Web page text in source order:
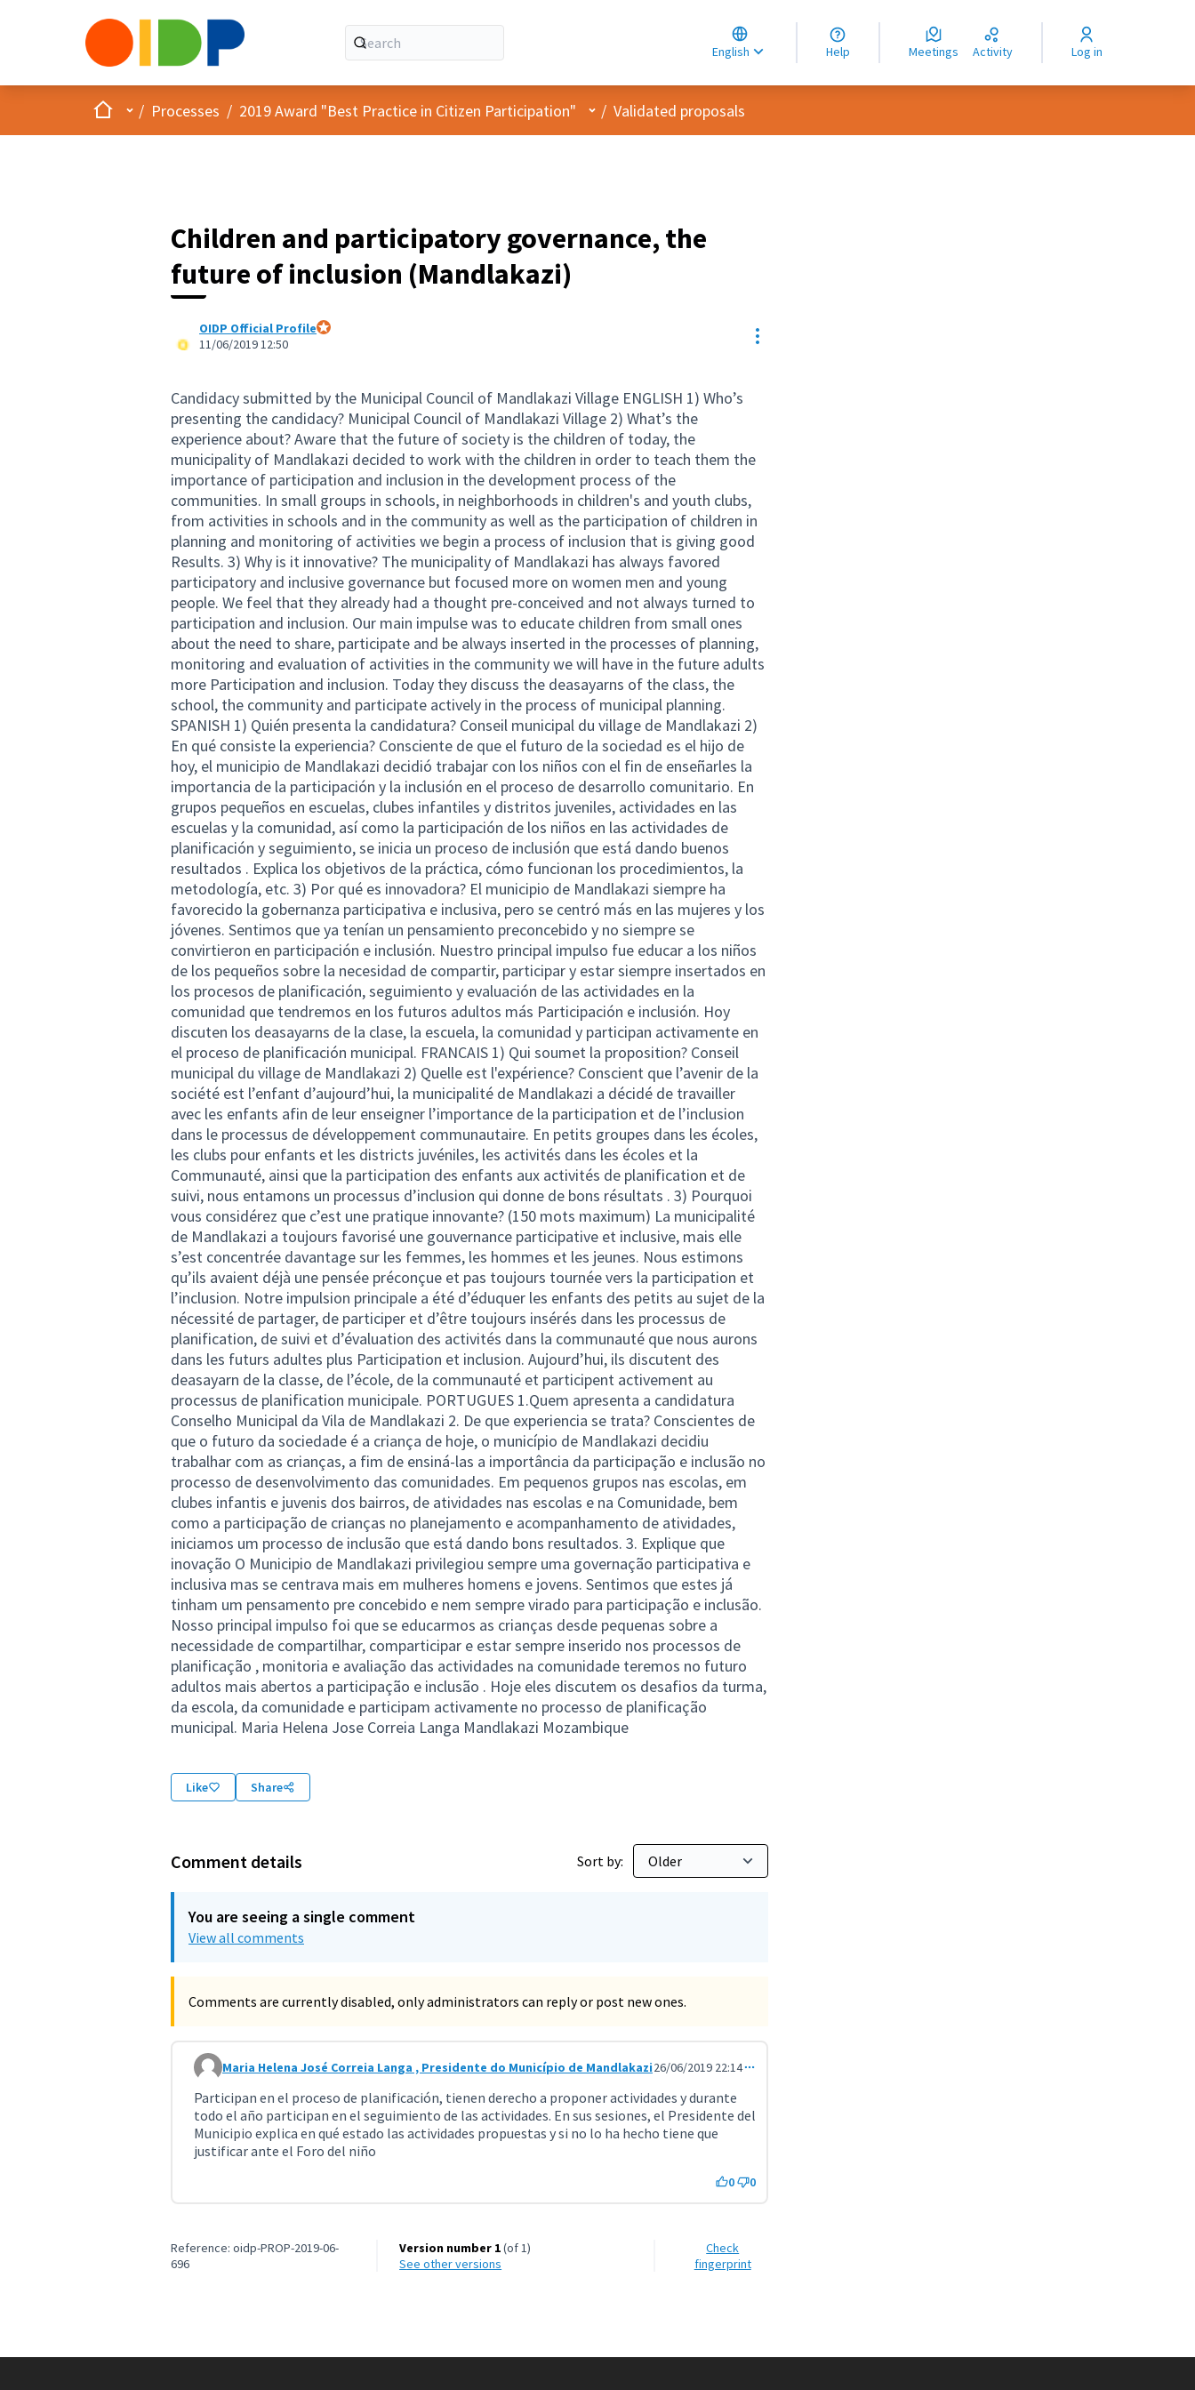
English
Choose language
Choisir la langue
Elegir el idioma
Help Meetings Activity Log in
HomeMain menu
/ Processes / 2019 Award "Best Practice in Citizen Participation" User menu
/ Validated proposals
Children and participatory governance, the
future of inclusion (Mandlakazi)
OIDP Official Profile
11/06/2019 12:50 Resource controls
Candidacy submitted by the Municipal Council of Mandlakazi Village ENGLISH 1) Who’s
presenting the candidacy? Municipal Council of Mandlakazi Village 2) What’s the
experience about? Aware that the future of society is the children of today, the
municipality of Mandlakazi decided to work with the children in order to teach them the
importance of participation and inclusion in the development process of the
communities. In small groups in schools, in neighborhoods in children's and youth clubs,
from activities in schools and in the community as well as the participation of children in
planning and monitoring of activities we begin a process of inclusion that is giving good
Results. 3) Why is it innovative? The municipality of Mandlakazi has always favored
participatory and inclusive governance but focused more on women men and young
people. We feel that they already had a thought pre-conceived and not always turned to
participation and inclusion. Our main impulse was to educate children from small ones
about the need to share, participate and be always inserted in the processes of planning,
monitoring and evaluation of activities in the community we will have in the future adults
more Participation and inclusion. Today they discuss the deasayarns of the class, the
school, the community and participate actively in the process of municipal planning.
SPANISH 1) Quién presenta la candidatura? Conseil municipal du village de Mandlakazi 2)
En qué consiste la experiencia? Consciente de que el futuro de la sociedad es el hijo de
hoy, el municipio de Mandlakazi decidió trabajar con los niños con el fin de enseñarles la
importancia de la participación y la inclusión en el proceso de desarrollo comunitario. En
grupos pequeños en escuelas, clubes infantiles y distritos juveniles, actividades en las
escuelas y la comunidad, así como la participación de los niños en las actividades de
planificación y seguimiento, se inicia un proceso de inclusión que está dando buenos
resultados . Explica los objetivos de la práctica, cómo funcionan los procedimientos, la
metodología, etc. 3) Por qué es innovadora? El municipio de Mandlakazi siempre ha
favorecido la gobernanza participativa e inclusiva, pero se centró más en las mujeres y los
jóvenes. Sentimos que ya tenían un pensamiento preconcebido y no siempre se
convirtieron en participación e inclusión. Nuestro principal impulso fue educar a los niños
de los pequeños sobre la necesidad de compartir, participar y estar siempre insertados en
los procesos de planificación, seguimiento y evaluación de las actividades en la
comunidad que tendremos en los futuros adultos más Participación e inclusión. Hoy
discuten los deasayarns de la clase, la escuela, la comunidad y participan activamente en
el proceso de planificación municipal. FRANCAIS 1) Qui soumet la proposition? Conseil
municipal du village de Mandlakazi 2) Quelle est l'expérience? Conscient que l’avenir de la
société est l’enfant d’aujourd’hui, la municipalité de Mandlakazi a décidé de travailler
avec les enfants afin de leur enseigner l’importance de la participation et de l’inclusion
dans le processus de développement communautaire. En petits groupes dans les écoles,
les clubs pour enfants et les districts juvéniles, les activités dans les écoles et la
Communauté, ainsi que la participation des enfants aux activités de planification et de
suivi, nous entamons un processus d’inclusion qui donne de bons résultats . 3) Pourquoi
vous considérez que c’est une pratique innovante? (150 mots maximum) La municipalité
de Mandlakazi a toujours favorisé une gouvernance participative et inclusive, mais elle
s’est concentrée davantage sur les femmes, les hommes et les jeunes. Nous estimons
qu’ils avaient déjà une pensée préconçue et pas toujours tournée vers la participation et
l’inclusion. Notre impulsion principale a été d’éduquer les enfants des petits au sujet de la
nécessité de partager, de participer et d’être toujours insérés dans les processus de
planification, de suivi et d’évaluation des activités dans la communauté que nous aurons
dans les futurs adultes plus Participation et inclusion. Aujourd’hui, ils discutent des
deasayarn de la classe, de l’école, de la communauté et participent activement au
processus de planification municipale. PORTUGUES 1.Quem apresenta a candidatura
Conselho Municipal da Vila de Mandlakazi 2. De que experiencia se trata? Conscientes de
que o futuro da sociedade é a criança de hoje, o município de Mandlakazi decidiu
trabalhar com as crianças, a fim de ensiná-las a importância da participação e inclusão no
processo de desenvolvimento das comunidades. Em pequenos grupos nas escolas, em
clubes infantis e juvenis dos bairros, de atividades nas escolas e na Comunidade, bem
como a participação de crianças no planejamento e acompanhamento de atividades,
iniciamos um processo de inclusão que está dando bons resultados. 3. Explique que
inovação O Municipio de Mandlakazi privilegiou sempre uma governação participativa e
inclusiva mas se centrava mais em mulheres homens e jovens. Sentimos que estes já
tinham um pensamento pre concebido e nem sempre virado para participação e inclusão.
Nosso principal impulso foi que se educarmos as crianças desde pequenas sobre a
necessidade de compartilhar, comparticipar e estar sempre inserido nos processos de
planificação , monitoria e avaliação das actividades na comunidade teremos no futuro
adultos mais abertos a participação e inclusão . Hoje eles discutem os desafios da turma,
da escola, da comunidade e participam activamente no processo de planificação
municipal. Maria Helena Jose Correia Langa Mandlakazi Mozambique
Like Share
Comment details Sort by:
You are seeing a single comment
View all comments
Comments are currently disabled, only administrators can reply or post new ones.
Comment 864 (reply to comment 816)
Maria Helena José Correia Langa , Presidente do Município de Mandlakazi26/06/2019 22:14
Participan en el proceso de planificación, tienen derecho a proponer actividades y durante
todo el año participan en el seguimiento de las actividades. En sus sesiones, el Presidente del
Municipio explica en qué estado las actividades propuestas y si no lo ha hecho tiene que
justificar ante el Foro del niño
0 0
Reference: oidp-PROP-2019-06-
696
Version number 1(of 1)
see other versions
Check
fingerprint